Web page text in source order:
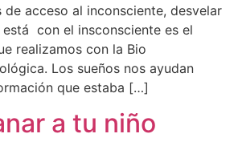
de acceso al inconsciente, desvelar
con el insconsciente es el
realizamos con la Bio
Los sueños nos ayudan
que estaba […]
a tu niño